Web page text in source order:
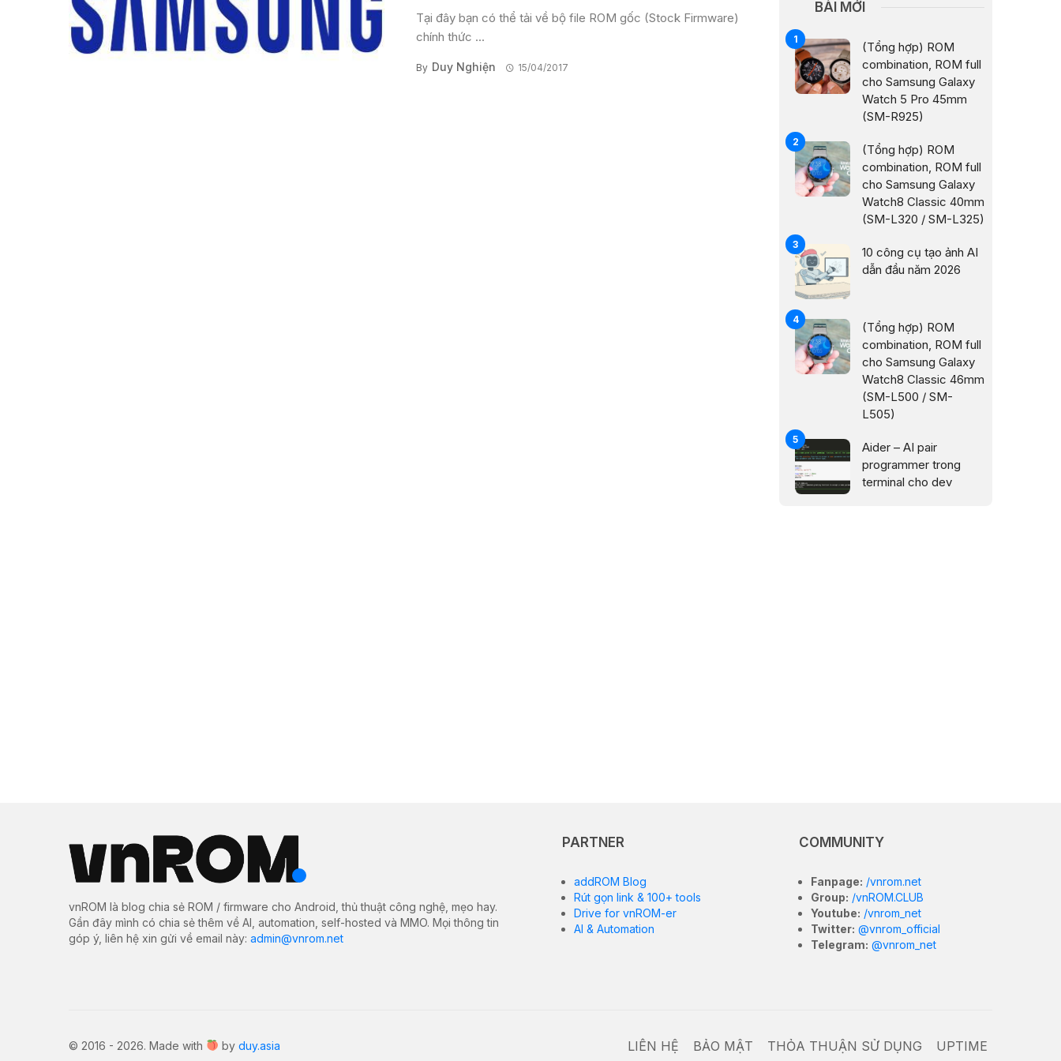
Tại đây bạn có thể tải về bộ file ROM gốc (Stock Firmware)
chính thức ...
By Duy Nghiện 15/04/2017
BÀI MỚI
(Tổng hợp) ROM
combination, ROM full
cho Samsung Galaxy
Watch 5 Pro 45mm
(SM-R925)
(Tổng hợp) ROM
combination, ROM full
cho Samsung Galaxy
Watch8 Classic 40mm
(SM-L320 / SM-L325)
10 công cụ tạo ảnh AI
dẫn đầu năm 2026
(Tổng hợp) ROM
combination, ROM full
cho Samsung Galaxy
Watch8 Classic 46mm
(SM-L500 / SM-
L505)
Aider – AI pair
programmer trong
terminal cho dev
vnROM là blog chia sẻ ROM / firmware cho Android, thủ thuật công nghệ, mẹo hay.
Gần đây mình có chia sẻ thêm về AI, automation, self-hosted và MMO. Mọi thông tin
góp ý, liên hệ xin gửi về email này: admin@vnrom.net
PARTNER
addROM Blog
Rút gọn link & 100+ tools
Drive for vnROM-er
AI & Automation
COMMUNITY
Fanpage: /vnrom.net
Group: /vnROM.CLUB
Youtube: /vnrom_net
Twitter: @vnrom_official
Telegram: @vnrom_net
© 2016 - 2026. Made with by duy.asia LIÊN HỆ BẢO MẬT THỎA THUẬN SỬ DỤNG UPTIME